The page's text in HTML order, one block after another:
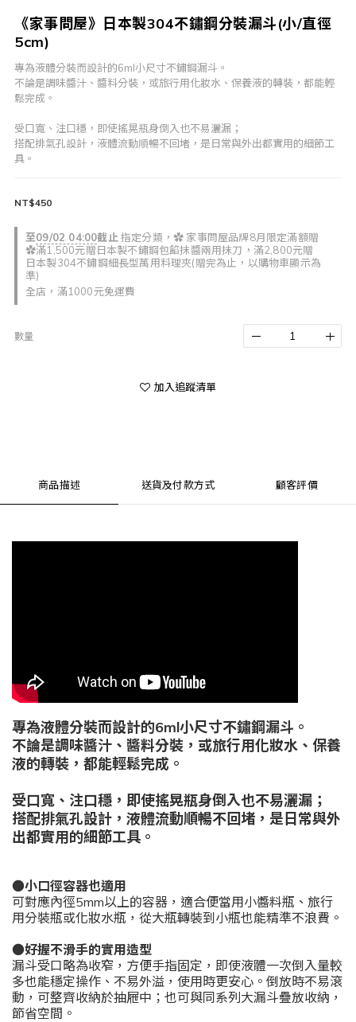
《家事問屋》日本製304不鏽鋼分裝漏斗(小/直徑
5cm)
專為液體分裝而設計的6ml小尺寸不鏽鋼漏斗。
不論是調味醬汁、醬料分裝，或旅行用化妝水、保養液的轉裝，都能輕
鬆完成。
受口寬、注口穩，即使搖晃瓶身倒入也不易灑漏；
搭配排氣孔設計，液體流動順暢不回堵，是日常與外出都實用的細節工
具。
至09/02 04:00截止 指定分類，✿ 家事問屋品牌8月限定滿額贈
✿滿1,500元贈日本製不鏽鋼包餡抹醬兩用抹刀，滿2,800元贈
日本製304不鏽鋼細長型萬用料理夾(贈完為止，以購物車顯示為
準)
全店，滿1000元免運費
NT$450
數量
加入追蹤清單
商品描述 送貨及付款方式 顧客評價
專為液體分裝而設計的6ml小尺寸不鏽鋼漏斗。
不論是調味醬汁、醬料分裝，或旅行用化妝水、保養
液的轉裝，都能輕鬆完成。
受口寬、注口穩，即使搖晃瓶身倒入也不易灑漏；
搭配排氣孔設計，液體流動順暢不回堵，是日常與外
出都實用的細節工具。
●小口徑容器也適用
可對應內徑5mm以上的容器，適合便當用小醬料瓶、旅行
用分裝瓶或化妝水瓶，從大瓶轉裝到小瓶也能精準不浪費。
●好握不滑手的實用造型
漏斗受口略為收窄，方便手指固定，即使液體一次倒入量較
多也能穩定操作、不易外溢，使用時更安心。倒放時不易滾
動，可整齊收納於抽屜中；也可與同系列大漏斗疊放收納，
節省空間。